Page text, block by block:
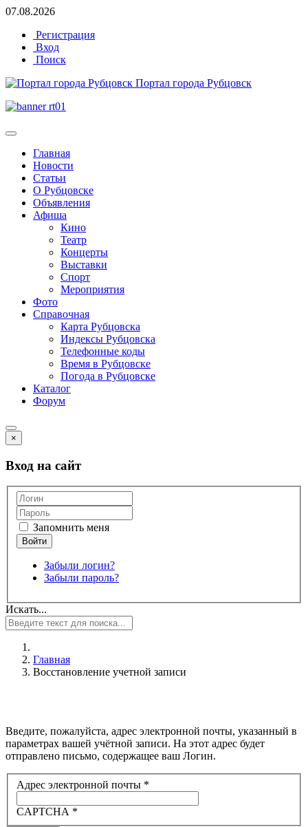
07.08.2026
Регистрация
Вход
Поиск
Портал города Рубцовск
Главная
Новости
Статьи
О Рубцовске
Объявления
Афиша
Кино
Театр
Концерты
Выставки
Спорт
Мероприятия
Фото
Справочная
Карта Рубцовска
Индексы Рубцовска
Телефонные коды
Время в Рубцовске
Погода в Рубцовске
Каталог
Форум
×
Вход на сайт
Запомнить меня
Забыли логин?
Забыли пароль?
Искать...
Главная
Восстановление учетной записи
Введите, пожалуйста, адрес электронной почты, указанный в
параметрах вашей учётной записи. На этот адрес будет
отправлено письмо, содержащее ваш Логин.
Адрес электронной почты *
CAPTCHA *